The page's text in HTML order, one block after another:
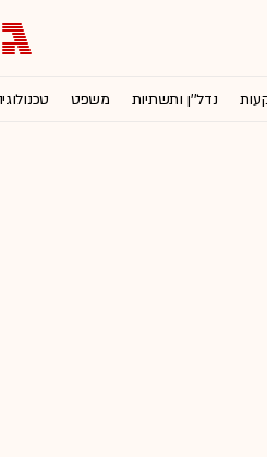
נדל''ן ותשתיות משפט